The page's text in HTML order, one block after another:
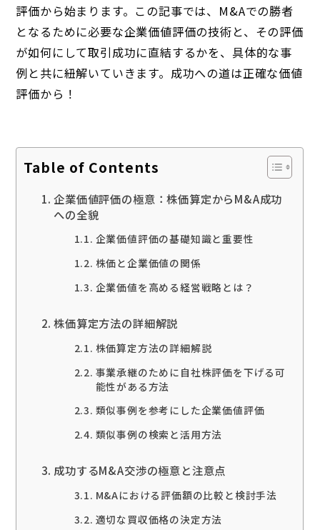
評価から始まります。この記事では、M&Aでの勝者
となるために必要な企業価値評価の技術と、その評価
が如何にして取引成功に直結するかを、具体的な事
例と共に紐解いていきます。成功への道は正確な価値
評価から！
Table of Contents
企業価値評価の極意：株価算定からM&A成功
への全貌
企業価値評価の基礎知識と重要性
株価と企業価値の関係
企業価値を高める経営戦略とは？
株価算定方法の詳細解説
株価算定方法の詳細解説
事業承継のために自社株評価を下げる可
能性がある方法
類似事例を参考にした企業価値評価
類似事例の検索と活用方法
成功するM&A交渉の極意と注意点
M&Aにおける評価額の比較と検討手法
適切な買収価格の決定方法